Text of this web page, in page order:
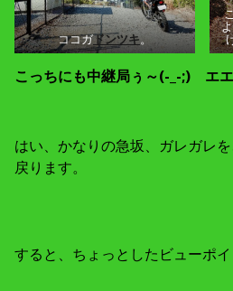
ココガドンツキ。
こっちにも中継局ぅ～(-_-;) エ
はい、かなりの急坂、ガレガレ
戻ります。
すると、ちょっとしたビューポイ